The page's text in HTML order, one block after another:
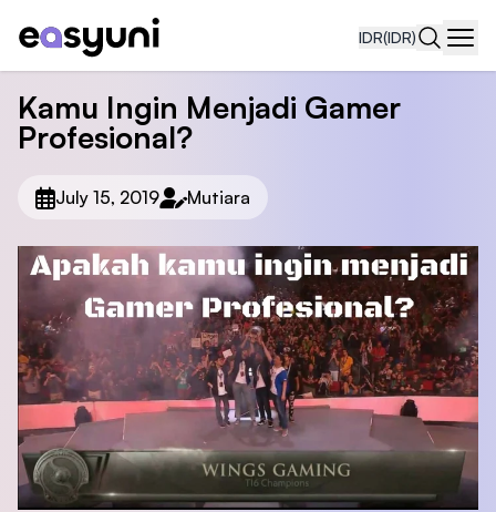
IDR(IDR)
Kamu Ingin Menjadi Gamer
Profesional?
July 15, 2019 Mutiara